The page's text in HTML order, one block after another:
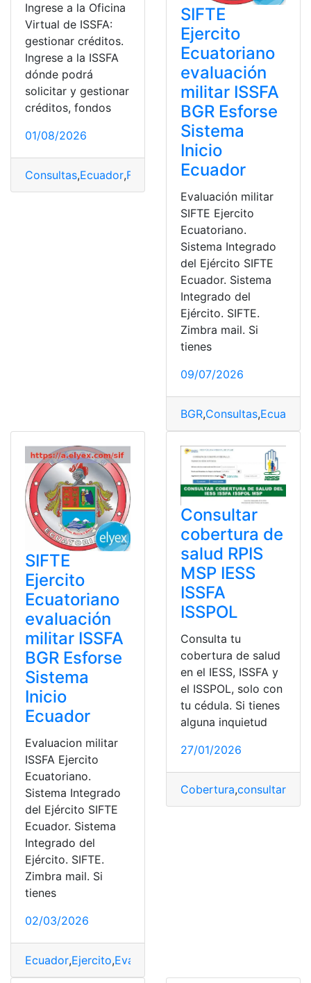
Ingrese a la Oficina
Virtual de ISSFA:
gestionar créditos.
Ingrese a la ISSFA
dónde podrá
solicitar y gestionar
créditos, fondos
01/08/2026
Consultas,Ecuador,Fuerzas armadas del Ecuador
SIFTE
Ejercito
Ecuatoriano
evaluación
militar ISSFA
BGR Esforse
Sistema
Inicio
Ecuador
Evaluación militar
SIFTE Ejercito
Ecuatoriano.
Sistema Integrado
del Ejército SIFTE
Ecuador. Sistema
Integrado del
Ejército. SIFTE.
Zimbra mail. Si
tienes
09/07/2026
BGR,Consultas,Ecuador
SIFTE
Ejercito
Ecuatoriano
evaluación
militar ISSFA
BGR Esforse
Sistema
Inicio
Ecuador
Evaluacion militar
ISSFA Ejercito
Ecuatoriano.
Sistema Integrado
del Ejército SIFTE
Ecuador. Sistema
Integrado del
Ejército. SIFTE.
Zimbra mail. Si
tienes
02/03/2026
Ecuador,Ejercito,Evaluación
Consultar
cobertura de
salud RPIS
MSP IESS
ISSFA
ISSPOL
Consulta tu
cobertura de salud
en el IESS, ISSFA y
el ISSPOL, solo con
tu cédula. Si tienes
alguna inquietud
27/01/2026
Cobertura,consultar